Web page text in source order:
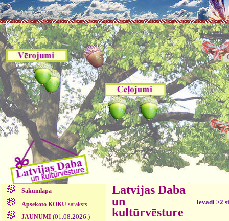
Sākumlapa
Apsekoto KOKUsaraksts
JAUNUMI (01.08.2026.)
Latvijas Daba
un
kultūrvēsture
Ievadi >2